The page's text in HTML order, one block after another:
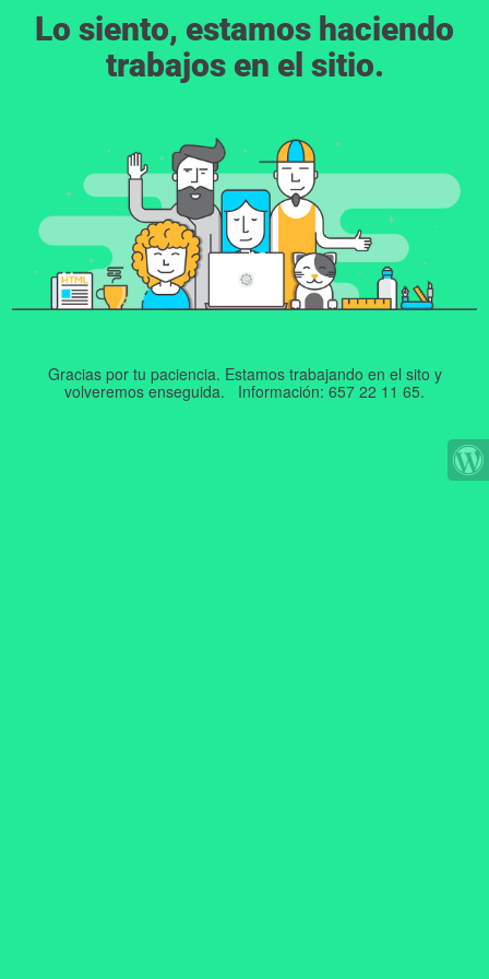
Lo siento, estamos haciendo
trabajos en el sitio.
Gracias por tu paciencia. Estamos trabajando en el sito y
volveremos enseguida. Información: 657 22 11 65.